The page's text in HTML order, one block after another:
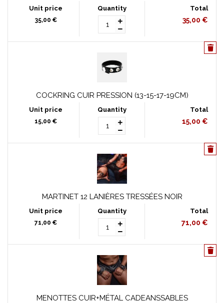
35,00 € 35,00 €
COCKRING CUIR PRESSION (13-15-17-19CM)
15,00 € 15,00 €
MARTINET 12 LANIÈRES TRESSÉES NOIR
71,00 € 71,00 €
MENOTTES CUIR+MÉTAL CADEANSSABLES